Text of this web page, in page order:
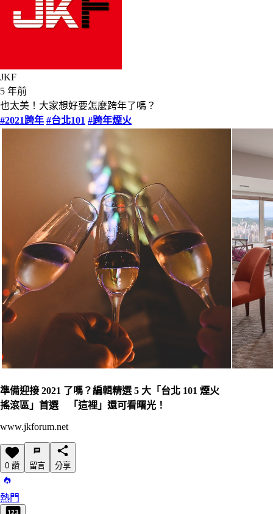
JKF
5 年前
也太美！大家想好要怎麼跨年了嗎？
#2021跨年 #台北101 #跨年煙火
準備迎接 2021 了嗎？編輯精選 5 大「台北 101 煙火
搖滾區」首選 「這裡」還可看曙光！
www.jkforum.net
0 讚 留言 分享
熱門